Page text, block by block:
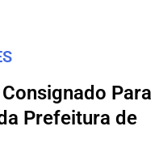
Para
Prefeitura de